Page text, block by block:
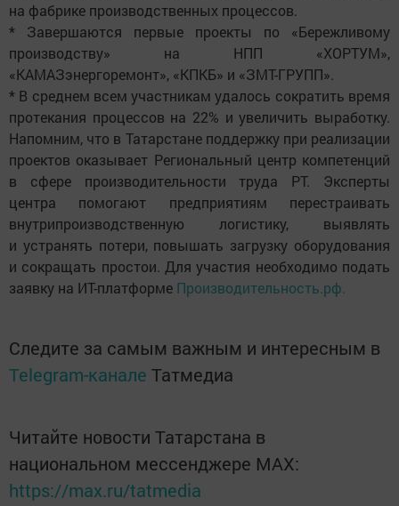
на фабрике производственных процессов.
* Завершаются первые проекты по «Бережливому
производству» на НПП «ХОРТУМ»,
«КАМАЗэнергоремонт», «КПКБ» и «ЗМТ-ГРУПП».
* В среднем всем участникам удалось сократить время
протекания процессов на 22% и увеличить выработку.
Напомним, что в Татарстане поддержку при реализации
проектов оказывает Региональный центр компетенций
в сфере производительности труда РТ. Эксперты
центра помогают предприятиям перестраивать
внутрипроизводственную логистику, выявлять
и устранять потери, повышать загрузку оборудования
и сокращать простои. Для участия необходимо подать
заявку на ИТ-платформе Производительность.рф.
Следите за самым важным и интересным в
Telegram-канале Татмедиа
Читайте новости Татарстана в
национальном мессенджере MАХ:
https://max.ru/tatmedia